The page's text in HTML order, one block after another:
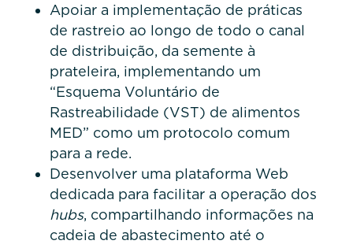
Apoiar a implementação de práticas
de rastreio ao longo de todo o canal
de distribuição, da semente à
prateleira, implementando um
“Esquema Voluntário de
Rastreabilidade (VST) de alimentos
MED” como um protocolo comum
para a rede.
Desenvolver uma plataforma Web
dedicada para facilitar a operação dos
hubs, compartilhando informações na
cadeia de abastecimento até o